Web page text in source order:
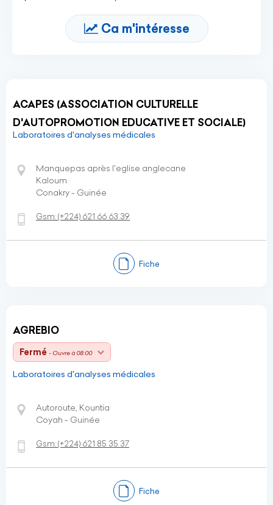
Ca m'intéresse
ACAPES (ASSOCIATION CULTURELLE
D'AUTOPROMOTION EDUCATIVE ET SOCIALE)
Laboratoires d'analyses médicales
Manquepas après l'eglise anglecane
Kaloum
Conakry - Guinée
Gsm:(+224) 621 66 63 39
Fiche
AGREBIO
Fermé - Ouvre à 08:00
Laboratoires d'analyses médicales
Autoroute, Kountia
Coyah - Guinée
Gsm:(+224) 621 85 35 37
Fiche